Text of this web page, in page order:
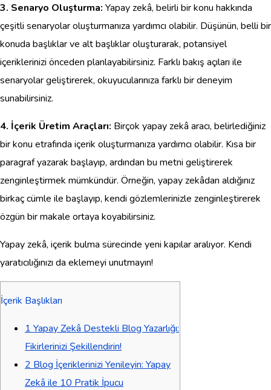
3. Senaryo Oluşturma: Yapay zekâ, belirli bir konu hakkında
çeşitli senaryolar oluşturmanıza yardımcı olabilir. Düşünün, belli bir
konuda başlıklar ve alt başlıklar oluşturarak, potansiyel
içeriklerinizi önceden planlayabilirsiniz. Farklı bakış açıları ile
senaryolar geliştirerek, okuyucularınıza farklı bir deneyim
sunabilirsiniz.
4. İçerik Üretim Araçları: Birçok yapay zekâ aracı, belirlediğiniz
bir konu etrafında içerik oluşturmanıza yardımcı olabilir. Kısa bir
paragraf yazarak başlayıp, ardından bu metni geliştirerek
zenginleştirmek mümkündür. Örneğin, yapay zekâdan aldığınız
birkaç cümle ile başlayıp, kendi gözlemlerinizle zenginleştirerek
özgün bir makale ortaya koyabilirsiniz.
Yapay zekâ, içerik bulma sürecinde yeni kapılar aralıyor. Kendi
yaratıcılığınızı da eklemeyi unutmayın!
İçerik Başlıkları
1 Yapay Zekâ Destekli Blog Yazarlığı:
Fikirlerinizi Şekillendirin!
2 Blog İçeriklerinizi Yenileyin: Yapay
Zekâ ile 10 Pratik İpucu